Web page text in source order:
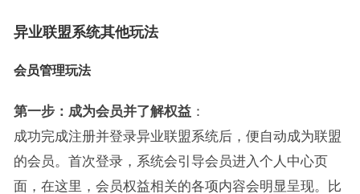
异业联盟系统其他玩法
会员管理玩法
第一步：成为会员并了解权益：
成功完成注册并登录异业联盟系统后，便自动成为联盟
的会员。首次登录，系统会引导会员进入个人中心页
面，在这里，会员权益相关的各项内容会明显呈现。比